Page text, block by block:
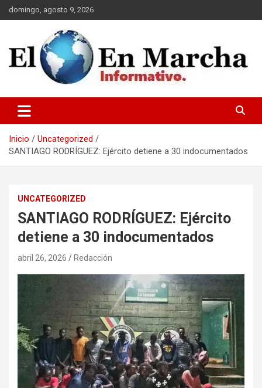
Saltar
al
domingo, agosto 9, 2026
elmundoenmarcha.net
Inicio
Uncategorized
SANTIAGO RODRÍGUEZ: Ejército detiene a 30 indocumentados
UNCATEGORIZED
SANTIAGO RODRÍGUEZ: Ejército
detiene a 30 indocumentados
abril 26, 2026 Redacción